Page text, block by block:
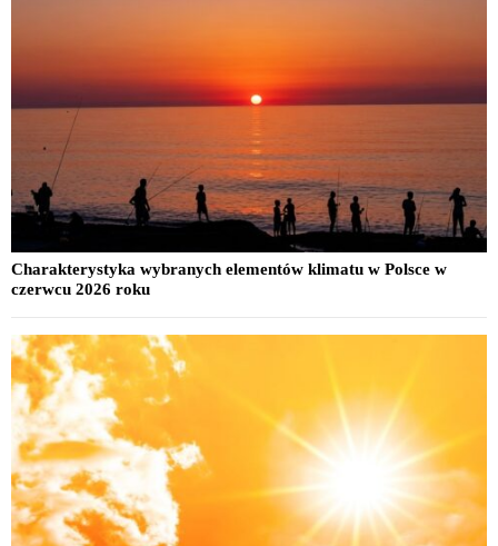
Charakterystyka wybranych elementów klimatu w Polsce w
czerwcu 2026 roku